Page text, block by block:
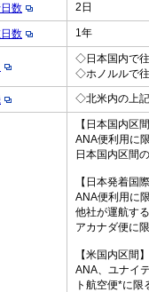
数 2日
数 1年
◇日本国内で
◇ホノルルで
◇北米内の上
【日本国内区間
ANA便利用に
日本国内区間
【日本発着国
ANA便利用に
他社が運航す
アカナダ便に
【米国内区間】
ANA、ユナイ
ト航空便*に限